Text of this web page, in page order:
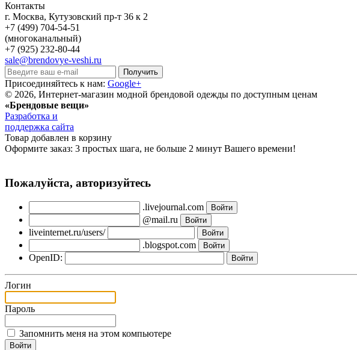
Контакты
г. Москва, Кутузовский пр-т 36 к 2
+7 (499) 704-54-51
(многоканальный)
+7 (925) 232-80-44
sale@brendovye-veshi.ru
Получить
Присоединяйтесь к нам: Google+
© 2026, Интернет-магазин модной брендовой одежды по доступным ценам
«Брендовые вещи»
Разработка и
поддержка сайта
Товар добавлен в корзину
Оформите заказ: 3 простых шага, не больше 2 минут Вашего времени!
Пожалуйста, авторизуйтесь
.livejournal.com
@mail.ru
liveinternet.ru/users/
.blogspot.com
OpenID:
Логин
Пароль
Запомнить меня на этом компьютере